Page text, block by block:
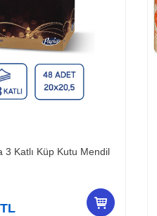
3 Katlı Küp Kutu Mendil
TL